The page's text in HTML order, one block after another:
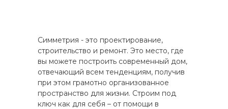
Симметрия - это проектирование,
строительство и ремонт. Это место, где
вы можете построить современный дом,
отвечающий всем тенденциям, получив
при этом грамотно организованное
пространство для жизни. Строим под
ключ как для себя – от помощи в